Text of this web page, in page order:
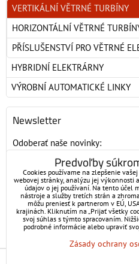
VERTIKÁLNÍ VĚTRNÉ TURBÍNY
HORIZONTÁLNÍ VĚTRNÉ
PŘÍSLUŠENSTVÍ PRO VĚTRNÉ
HYBRIDNÍ ELEKTRÁRNY
VÝROBNÍ AUTOMATICKÉ LINKY
Newsletter
Odoberať naše novinky:
Chcem sa prihlásiť k odberu
Odoberať
Zásady
Predvoľby
Cookies používame na zlepšenie
webovej stránky, analýzu jej výkonnosti
údajov o jej používaní. Na tento účel
nástroje a služby tretích strán a
môžu preniesť k partnerom v EÚ,
krajinách. Kliknutím na „Prijať všetky
svoj súhlas s týmto spracovaním.
podrobné informácie alebo upraviť
Zásady ochrany